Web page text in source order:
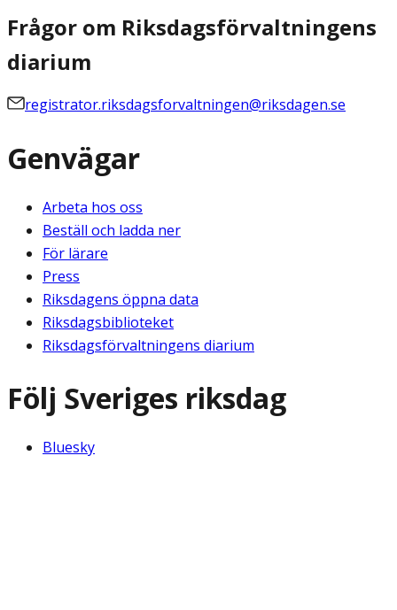
Frågor om Riksdagsförvaltningens
diarium
registrator.riksdagsforvaltningen@riksdagen.se
Genvägar
Arbeta hos oss
Beställ och ladda ner
För lärare
Press
Riksdagens öppna data
Riksdagsbiblioteket
Riksdagsförvaltningens diarium
Följ Sveriges riksdag
Bluesky